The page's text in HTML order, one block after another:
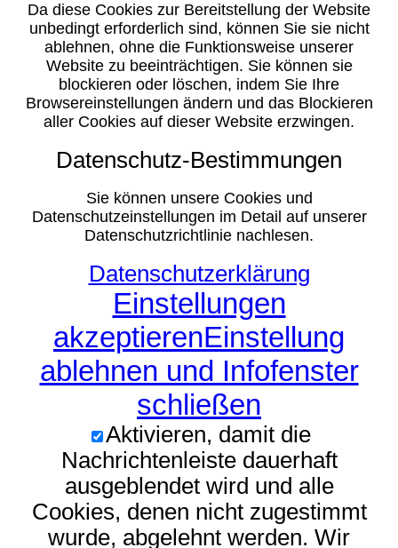
Da diese Cookies zur Bereitstellung der Website
unbedingt erforderlich sind, können Sie sie nicht
ablehnen, ohne die Funktionsweise unserer
Website zu beeinträchtigen. Sie können sie
blockieren oder löschen, indem Sie Ihre
Browsereinstellungen ändern und das Blockieren
aller Cookies auf dieser Website erzwingen.
Datenschutz-Bestimmungen
Sie können unsere Cookies und
Datenschutzeinstellungen im Detail auf unserer
Datenschutzrichtlinie nachlesen.
Datenschutzerklärung
Einstellungen
akzeptierenEinstellung
ablehnen und Infofenster
schließen
Aktivieren, damit die
Nachrichtenleiste dauerhaft
ausgeblendet wird und alle
Cookies, denen nicht zugestimmt
wurde, abgelehnt werden. Wir